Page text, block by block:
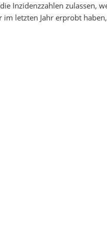
Inzidenzzahlen zulassen,
letzten Jahr erprobt